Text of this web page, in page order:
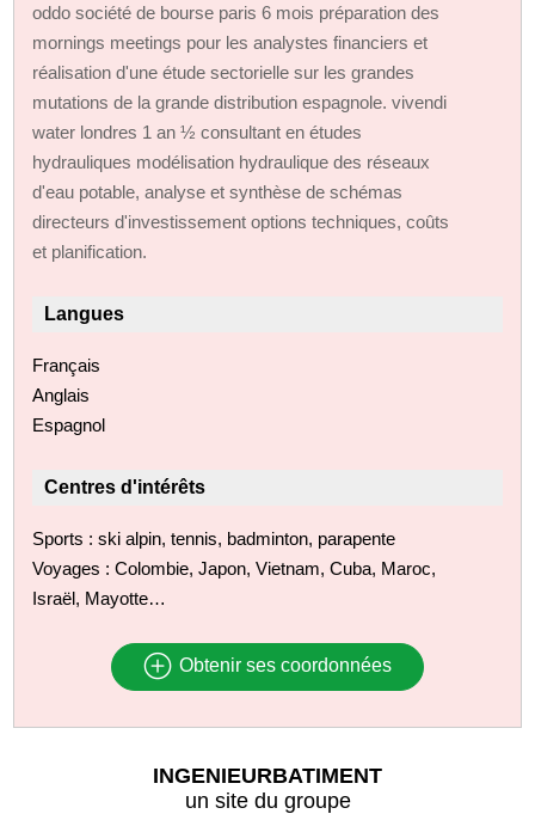
oddo société de bourse paris 6 mois préparation des
mornings meetings pour les analystes financiers et
réalisation d'une étude sectorielle sur les grandes
mutations de la grande distribution espagnole. vivendi
water londres 1 an ½ consultant en études
hydrauliques modélisation hydraulique des réseaux
d'eau potable, analyse et synthèse de schémas
directeurs d'investissement options techniques, coûts
et planification.
Langues
Français
Anglais
Espagnol
Centres d'intérêts
Sports : ski alpin, tennis, badminton, parapente
Voyages : Colombie, Japon, Vietnam, Cuba, Maroc,
Israël, Mayotte…
Obtenir ses coordonnées
INGENIEURBATIMENT
un site du groupe